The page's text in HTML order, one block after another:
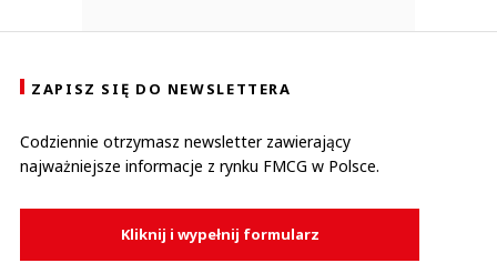
ZAPISZ SIĘ DO NEWSLETTERA
Codziennie otrzymasz newsletter zawierający
najważniejsze informacje z rynku FMCG w Polsce.
Kliknij i wypełnij formularz